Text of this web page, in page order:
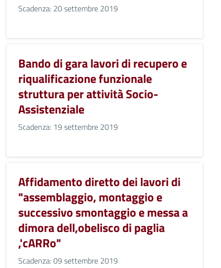
Scadenza: 20 settembre 2019
Bando di gara lavori di recupero e
riqualificazione funzionale
struttura per attività Socio-
Assistenziale
Scadenza: 19 settembre 2019
Affidamento diretto dei lavori di
"assemblaggio, montaggio e
successivo smontaggio e messa a
dimora dell,obelisco di paglia
,'cARRo"
Scadenza: 09 settembre 2019